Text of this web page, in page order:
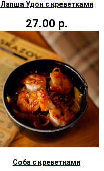
Лапша Удон с креветками
27.00 р.
Соба с креветками